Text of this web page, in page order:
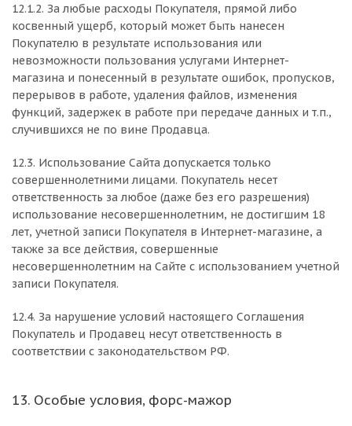
12.1.2. За любые расходы Покупателя, прямой либо
косвенный ущерб, который может быть нанесен
Покупателю в результате использования или
невозможности пользования услугами Интернет-
магазина и понесенный в результате ошибок, пропусков,
перерывов в работе, удаления файлов, изменения
функций, задержек в работе при передаче данных и т.п.,
случившихся не по вине Продавца.
12.3. Использование Сайта допускается только
совершеннолетними лицами. Покупатель несет
ответственность за любое (даже без его разрешения)
использование несовершеннолетним, не достигшим 18
лет, учетной записи Покупателя в Интернет-магазине, а
также за все действия, совершенные
несовершеннолетним на Сайте с использованием учетной
записи Покупателя.
12.4. За нарушение условий настоящего Соглашения
Покупатель и Продавец несут ответственность в
соответствии с законодательством РФ.
13. Особые условия, форс-мажор